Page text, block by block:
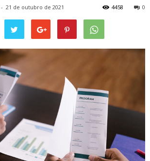
- 21 de outubro de 2021 0
4458